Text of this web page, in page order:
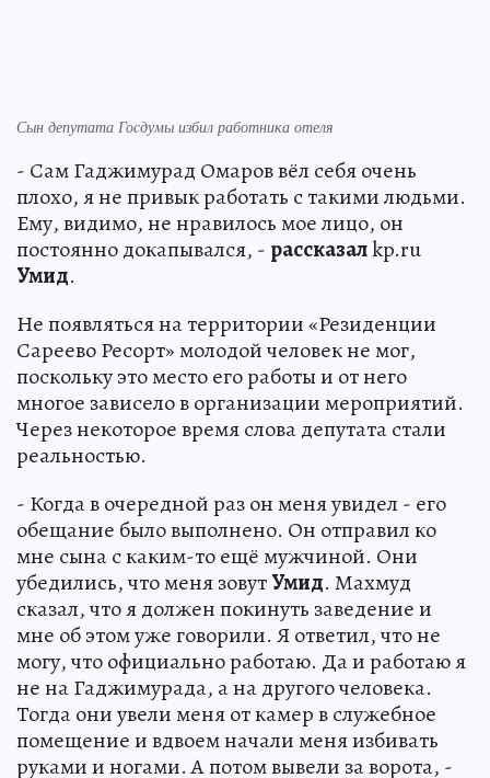
Сын депутата Госдумы избил работника отеля
- Сам Гаджимурад Омаров вёл себя очень
плохо, я не привык работать с такими людьми.
Ему, видимо, не нравилось мое лицо, он
постоянно докапывался, -рассказалkp.ru
Умид.
Не появляться на территории «Резиденции
Сареево Ресорт» молодой человек не мог,
поскольку это место его работы и от него
многое зависело в организации мероприятий.
Через некоторое время слова депутата стали
реальностью.
- Когда в очередной раз он меня увидел - его
обещание было выполнено. Он отправил ко
мне сына с каким-то ещё мужчиной. Они
убедились, что меня зовутУмид. Махмуд
сказал, что я должен покинуть заведение и
мне об этом уже говорили. Я ответил, что не
могу, что официально работаю. Да и работаю я
не на Гаджимурада, а на другого человека.
Тогда они увели меня от камер в служебное
помещение и вдвоем начали меня избивать
руками и ногами. А потом вывели за ворота, -